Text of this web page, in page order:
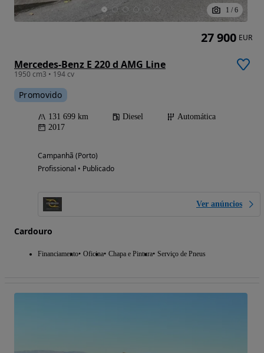
1 / 6
Mercedes-Benz E 220 d AMG Line
1950 cm3 • 194 cv
Promovido
131 699 km Diesel
Automática
2017
Campanhã (Porto)
Profissional • Publicado
Ver anúncios
Cardouro
Financiamento Oficina Chapa e Pintura Serviço de Pneus
27 900 EUR